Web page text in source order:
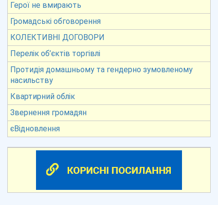
Герої не вмирають
Громадські обговорення
КОЛЕКТИВНІ ДОГОВОРИ
Перелік об’єктів торгівлі
Протидія домашньому та гендерно зумовленому
насильству
Квартирний облік
Звернення громадян
єВідновлення